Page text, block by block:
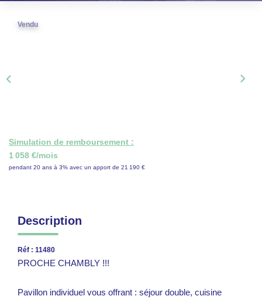
Vendu
Simulation de remboursement :
1 058 €/mois
pendant 20 ans à 3% avec un apport de 21 190 €
Description
Réf : 11480
PROCHE CHAMBLY !!!
Pavillon individuel vous offrant : séjour double, cuisine